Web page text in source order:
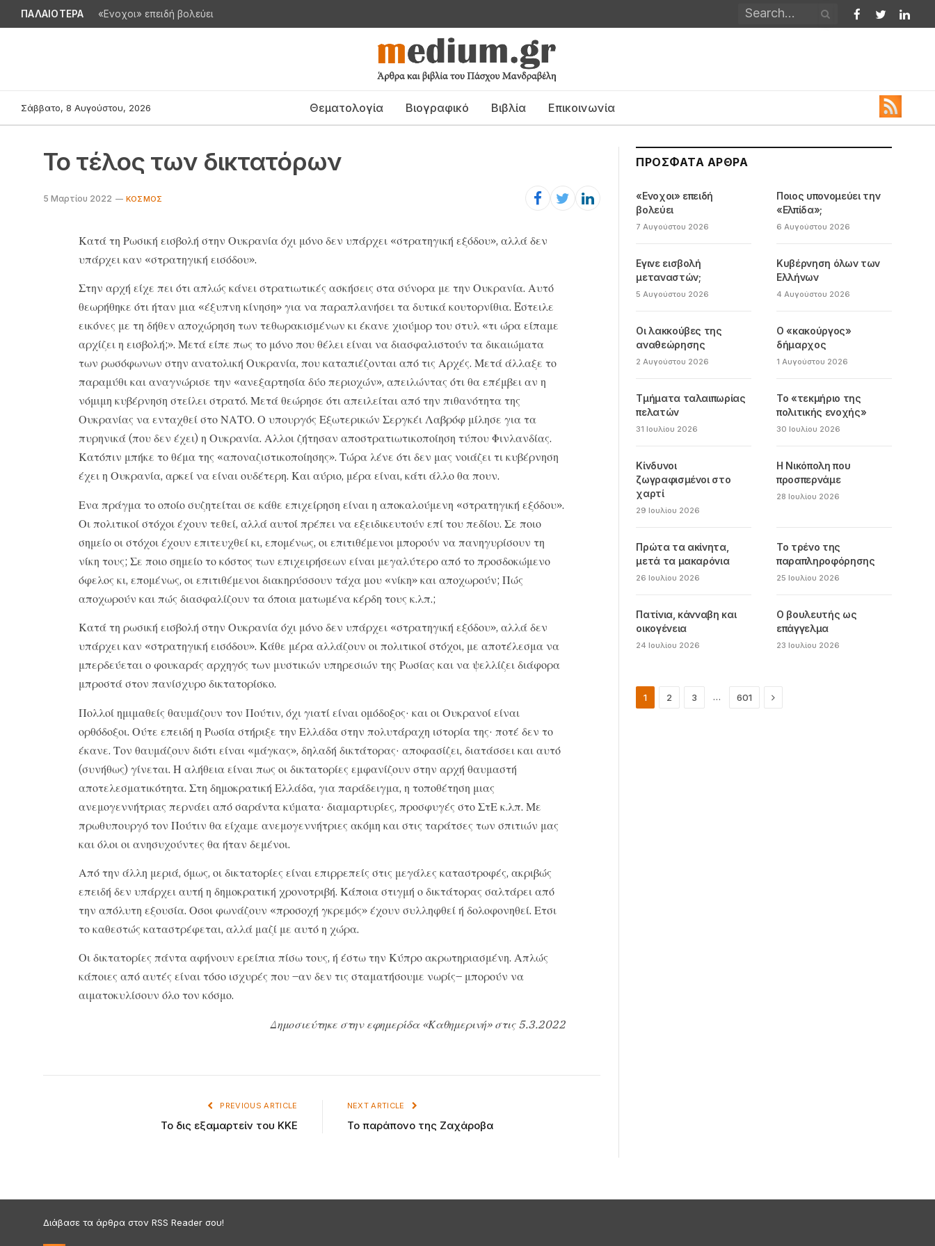
ΠΑΛΑΙΟΤΕΡΑ «Ενοχοι» επειδή βολεύει
Facebook
Twitter
Σάββατο, 8 Αυγούστου, 2026 Θεματολογία Βιογραφικό Βιβλία Επικοινωνία
Το τέλος των δικτατόρων
5 Μαρτίου 2022 ΚΌΣΜΟΣ
Κατά τη Ρωσική εισβολή στην Ουκρανίαόχι μόνο δεν υπάρχει «στρατηγική εξόδου», αλλά δεν
υπάρχει καν «στρατηγική εισόδου».
Στην αρχή είχε πει ότι απλώς κάνει στρατιωτικές ασκήσεις στα σύνορα με την Ουκρανία. Αυτό
θεωρήθηκε ότι ήταν μια «έξυπνη κίνηση» για να παραπλανήσει τα δυτικά κουτορνίθια. Eστειλε
εικόνες με τη δήθεν αποχώρηση των τεθωρακισμένων κι έκανε χιούμορ του στυλ «τι ώρα είπαμε
αρχίζει η εισβολή;». Μετά είπε πως το μόνο που θέλει είναι να διασφαλιστούν τα δικαιώματα
των ρωσόφωνων στην ανατολική Ουκρανία, που καταπιέζονται από τις Αρχές. Μετά άλλαξε το
παραμύθι και αναγνώρισε την «ανεξαρτησία δύο περιοχών», απειλώντας ότι θα επέμβει αν η
νόμιμη κυβέρνηση στείλει στρατό. Μετά θεώρησε ότι απειλείται από την πιθανότητα της
Ουκρανίας να ενταχθεί στο ΝΑΤΟ. Ο υπουργός Εξωτερικών Σεργκέι Λαβρόφ μίλησε για τα
πυρηνικά (που δεν έχει) η Ουκρανία. Αλλοι ζήτησαν αποστρατιωτικοποίηση τύπου Φινλανδίας.
Κατόπιν μπήκε το θέμα της «αποναζιστικοποίησης». Τώρα λένε ότι δεν μας νοιάζει τι κυβέρνηση
έχει η Ουκρανία, αρκεί να είναι ουδέτερη. Και αύριο, μέρα είναι, κάτι άλλο θα πουν.
Ενα πράγμα το οποίο συζητείται σε κάθε επιχείρηση είναι η αποκαλούμενη «στρατηγική εξόδου».
Οι πολιτικοί στόχοι έχουν τεθεί, αλλά αυτοί πρέπει να εξειδικευτούν επί του πεδίου. Σε ποιο
σημείο οι στόχοι έχουν επιτευχθεί κι, επομένως, οι επιτιθέμενοι μπορούν να πανηγυρίσουν τη
νίκη τους; Σε ποιο σημείο το κόστος των επιχειρήσεων είναι μεγαλύτερο από το προσδοκώμενο
όφελος κι, επομένως, οι επιτιθέμενοι διακηρύσσουν τάχα μου «νίκη» και αποχωρούν; Πώς
αποχωρούν και πώς διασφαλίζουν τα όποια ματωμένα κέρδη τους κ.λπ.;
Κατά τη ρωσική εισβολή στην Ουκρανία όχι μόνο δεν υπάρχει «στρατηγική εξόδου», αλλά δεν
υπάρχει καν «στρατηγική εισόδου». Κάθε μέρα αλλάζουν οι πολιτικοί στόχοι, με αποτέλεσμα να
μπερδεύεται ο φουκαράς αρχηγός των μυστικών υπηρεσιών της Ρωσίας και να ψελλίζει διάφορα
μπροστά στον πανίσχυρο δικτατορίσκο.
Πολλοί ημιμαθείς θαυμάζουν τον Πούτιν, όχι γιατί είναι ομόδοξος· και οι Ουκρανοί είναι
ορθόδοξοι. Ούτε επειδή η Ρωσία στήριξε την Ελλάδα στην πολυτάραχη ιστορία της· ποτέ δεν το
έκανε. Τον θαυμάζουν διότι είναι «μάγκας», δηλαδή δικτάτορας· αποφασίζει, διατάσσει και αυτό
(συνήθως) γίνεται. Η αλήθεια είναι πως οι δικτατορίες εμφανίζουν στην αρχή θαυμαστή
αποτελεσματικότητα. Στη δημοκρατική Ελλάδα, για παράδειγμα, η τοποθέτηση μιας
ανεμογεννήτριας περνάει από σαράντα κύματα· διαμαρτυρίες, προσφυγές στο ΣτΕ κ.λπ. Με
πρωθυπουργό τον Πούτιν θα είχαμε ανεμογεννήτριες ακόμη και στις ταράτσες των σπιτιών μας
και όλοι οι ανησυχούντες θα ήταν δεμένοι.
Από την άλλη μεριά, όμως, οι δικτατορίες είναι επιρρεπείς στις μεγάλες καταστροφές, ακριβώς
επειδή δεν υπάρχει αυτή η δημοκρατική χρονοτριβή. Κάποια στιγμή ο δικτάτορας σαλτάρει από
την απόλυτη εξουσία. Οσοι φωνάζουν «προσοχή γκρεμός» έχουν συλληφθεί ή δολοφονηθεί. Ετσι
το καθεστώς καταστρέφεται, αλλά μαζί με αυτό η χώρα.
Οι δικτατορίες πάντα αφήνουν ερείπια πίσω τους, ή έστω την Κύπρο ακρωτηριασμένη. Απλώς
κάποιες από αυτές είναι τόσο ισχυρές που –αν δεν τις σταματήσουμε νωρίς– μπορούν να
αιματοκυλίσουν όλο τον κόσμο.
Δημοσιεύτηκε στην εφημερίδα «Καθημερινή» στις 5.3.2022
PREVIOUS ARTICLE
Το δις εξαμαρτείν του ΚΚΕ
NEXT ARTICLE
Το παράπονο της Ζαχάροβα
ΠΡΌΣΦΑΤΑ ΆΡΘΡΑ
«Ενοχοι» επειδή
βολεύει
7 Αυγούστου 2026
Ποιος υπονομεύει την
«Ελπίδα»;
6 Αυγούστου 2026
Εγινε εισβολή
μεταναστών;
5 Αυγούστου 2026
Κυβέρνηση όλων των
Ελλήνων
4 Αυγούστου 2026
Οι λακκούβες της
αναθεώρησης
2 Αυγούστου 2026
Ο «κακούργος»
δήμαρχος
1 Αυγούστου 2026
Τμήματα ταλαιπωρίας
πελατών
31 Ιουλίου 2026
Το «τεκμήριο της
πολιτικής ενοχής»
30 Ιουλίου 2026
Κίνδυνοι
ζωγραφισμένοι στο
χαρτί
29 Ιουλίου 2026
Η Νικόπολη που
προσπερνάμε
28 Ιουλίου 2026
Πρώτα τα ακίνητα,
μετά τα μακαρόνια
26 Ιουλίου 2026
Το τρένο της
παραπληροφόρησης
25 Ιουλίου 2026
Πατίνια, κάνναβη και
οικογένεια
24 Ιουλίου 2026
Ο βουλευτής ως
επάγγελμα
23 Ιουλίου 2026
1 2 3 … 601 Next
Διάβασε τα άρθρα στον RSS Reader σου!